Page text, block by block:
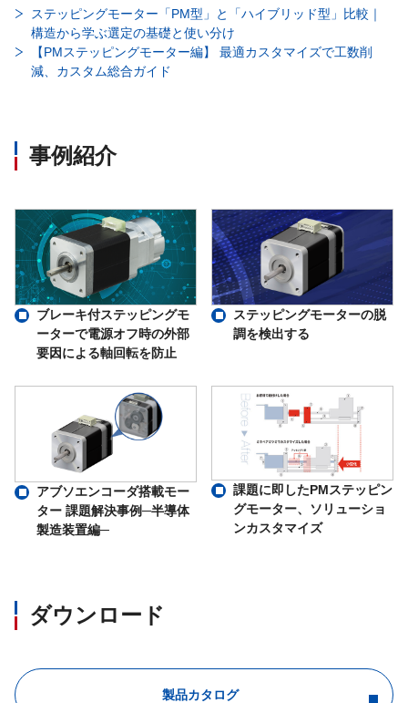
ステッピングモーター「PM型」と「ハイブリッド型」比較｜
構造から学ぶ選定の基礎と使い分け
【PMステッピングモーター編】 最適カスタマイズで工数削
減、カスタム総合ガイド
事例紹介
ブレーキ付ステッピングモ
ーターで電源オフ時の外部
要因による軸回転を防止
ステッピングモーターの脱
調を検出する
アブソエンコーダ搭載モー
ター 課題解決事例─半導体
製造装置編─
課題に即したPMステッピン
グモーター、ソリューショ
ンカスタマイズ
ダウンロード
製品カタログ